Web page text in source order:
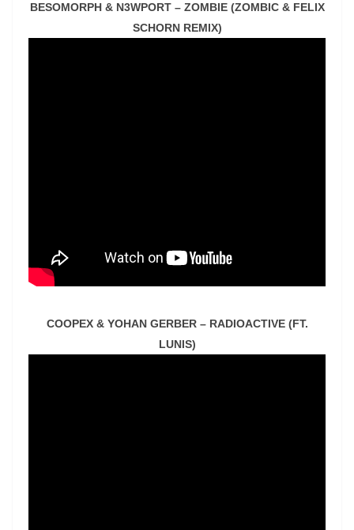
BESOMORPH & N3WPORT – ZOMBIE (ZOMBIC & FELIX
SCHORN REMIX)
COOPEX & YOHAN GERBER – RADIOACTIVE (FT.
LUNIS)